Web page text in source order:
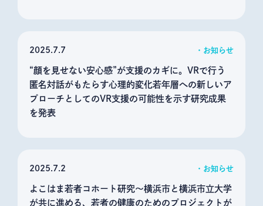
2025 7.7 お知らせ
“顔を見せない安心感”が支援のカギに。VRで行う
匿名対話がもたらす心理的変化若年層への新しいア
プローチとしてのVR支援の可能性を示す研究成果
を発表
2025 7.2 お知らせ
よこはま若者コホート研究～横浜市と横浜市立大学
が共に進める、若者の健康のためのプロジェクトが